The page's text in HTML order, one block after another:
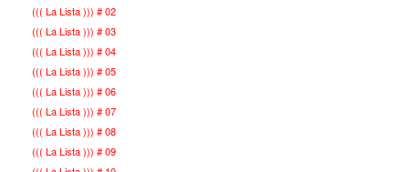
((( La Lista ))) # 02
((( La Lista ))) # 03
((( La Lista ))) # 04
((( La Lista ))) # 05
((( La Lista ))) # 06
((( La Lista ))) # 07
((( La Lista ))) # 08
((( La Lista ))) # 09